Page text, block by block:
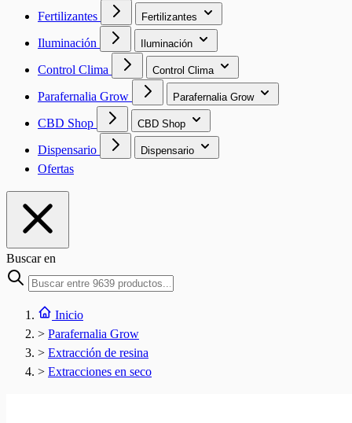
Fertilizantes Fertilizantes
Iluminación Iluminación
Control Clima Control Clima
Parafernalia Grow Parafernalia Grow
CBD Shop CBD Shop
Dispensario Dispensario
Ofertas
Buscar en
Inicio
> Parafernalia Grow
> Extracción de resina
> Extracciones en seco